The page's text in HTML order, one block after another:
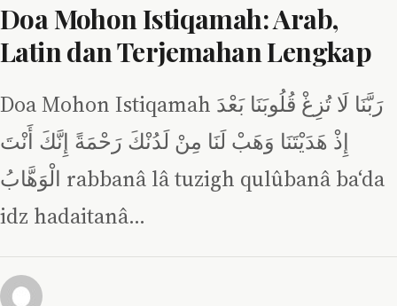
Doa Mohon Istiqamah: Arab,
Latin dan Terjemahan Lengkap
Doa Mohon Istiqamah رَبَّنَا لَا تُزِغْ قُلُوبَنَا بَعْدَ
إِذْ هَدَيْتَنَا وَهَبْ لَنَا مِنْ لَدُنْكَ رَحْمَةً إِنَّكَ أَنْتَ
الْوَهَّابُ rabbanâ lâ tuzigh qulûbanâ ba‘da
idz hadaitanâ…